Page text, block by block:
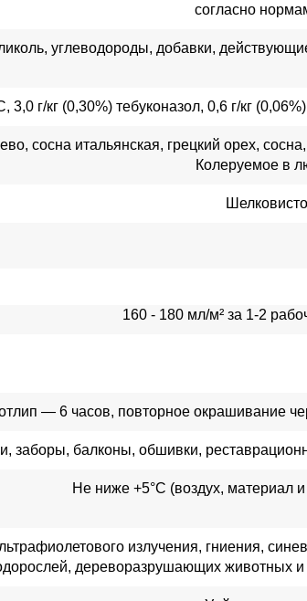
согласно
углеводороды, добавки,
3,0 г/кг (0,30%) тебуконазол, 0,6 г/кг
сосна итальянская, грецкий орех,
Колеруемое в
160 - 180 мл/м² за 1-2
— 6 часов, повторное окрашивание
заборы, балконы, обшивки,
Не ниже +5°C (воздух, материал
излучения, гниения,
дереворазрушающих животных и